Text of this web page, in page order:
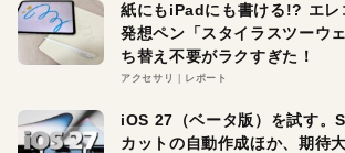
紙にもiPadにも書ける!? エレ
発想ペン「スタイラスツーウ
ち替え不要がラクすぎた！
アクセサリ レポート
iOS 27（ベータ版）を試す。
カットの自動作成ほか、期待